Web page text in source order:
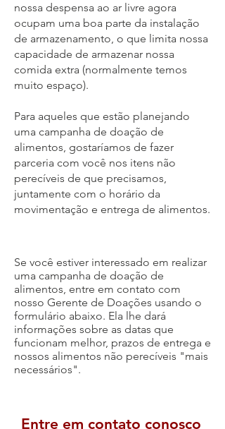
nossa despensa ao ar livre agora
ocupam uma boa parte da instalação
de armazenamento, o que limita nossa
capacidade de armazenar nossa
comida extra (normalmente temos
muito espaço).
Para aqueles que estão planejando
uma campanha de doação de
alimentos, gostaríamos de fazer
parceria com você nos itens não
perecíveis de que precisamos,
juntamente com o horário da
movimentação e entrega de alimentos.
Se você estiver interessado em realizar
uma campanha de doação de
alimentos, entre em contato com
nosso Gerente de Doações usando o
formulário abaixo. Ela lhe dará
informações sobre as datas que
funcionam melhor, prazos de entrega e
nossos alimentos não perecíveis "mais
necessários".
Entre em contato conosco